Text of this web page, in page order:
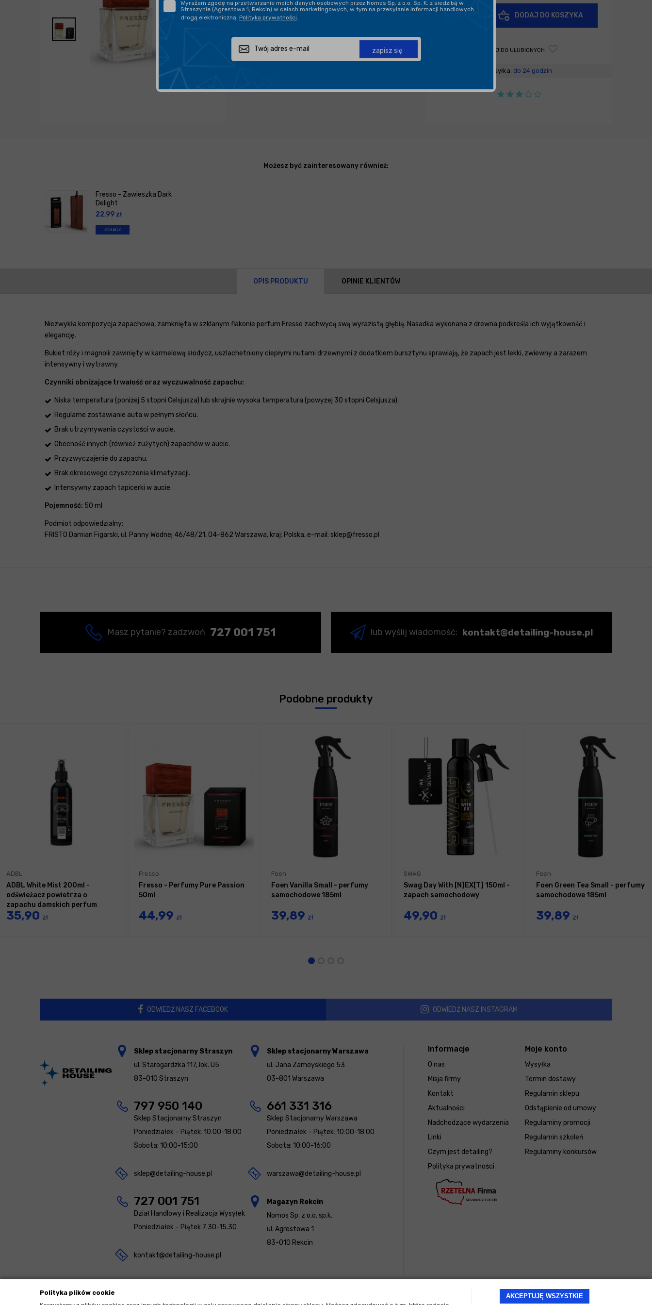
Polityka plików cookie
AKCEPTUJĘ WSZYSTKIE
Zapytaj o produkt
+
DODAJ DO KOSZYKA
DODAJ DO ULUBIONYCH
Wysyłka: do 24 godzin
Możesz być zainteresowany również:
Fresso - Zawieszka Dark
Delight
22,99 zł
ZOBACZ
OPIS PRODUKTU OPINIE KLIENTÓW
Niezwykła kompozycja zapachowa, zamknięta w szklanym flakonie perfum Fresso zachwycą swą wyrazistą głębią. Nasadka wykonana z drewna podkreśla ich wyjątkowość i
elegancję.
Bukiet róży i magnolii zawinięty w karmelową słodycz, uszlachetniony ciepłymi nutami drzewnymi z dodatkiem bursztynu sprawiają, że zapach jest lekki, zwiewny a zarazem
intensywny i wytrawny.
Czynniki obniżające trwałość oraz wyczuwalność zapachu:
Niska temperatura (poniżej 5 stopni Celsjusza) lub skrajnie wysoka temperatura (powyżej 30 stopni Celsjusza).
Regularne zostawianie auta w pełnym słońcu.
Brak utrzymywania czystości w aucie.
Obecność innych (również zużytych) zapachów w aucie.
Przyzwyczajenie do zapachu.
Brak okresowego czyszczenia klimatyzacji.
Intensywny zapach tapicerki w aucie.
Pojemność: 50 ml
Podmiot odpowiedzialny:
FRISTO Damian Figarski, ul. Panny Wodnej 46/48/21, 04-862 Warszawa, kraj: Polska, e-mail: sklep@fresso.pl
Masz pytanie? zadzwoń 727 001 751 lub wyślij wiadomość: kontakt@detailing-house.pl
Podobne produkty
ADBL
ADBL White Mist 200ml -
odświeżacz powietrza o
zapachu damskich perfum
35,90 zł
Fresso
Fresso - Perfumy Pure Passion
50ml
44,99 zł
Foen
Foen Vanilla Small - perfumy
samochodowe 185ml
39,89 zł
SWAG
Swag Day With [N]EX[T] 150ml -
zapach samochodowy
49,90 zł
Foen
Foen Green Tea Small - perfumy
samochodowe 185ml
39,89 zł
ODWIEDŹ NASZ FACEBOOK ODWIEDŹ NASZ INSTAGRAM
Wyrażam zgodę na przetwarzanie moich danych osobowych przez Nomos Sp. z o.o. Sp. K. z siedzibą w
Straszynie (Agrestowa 1, Rekcin) w celach marketingowych, w tym na przesyłanie informacji handlowych
drogą elektroniczną. Polityka prywatności
zapisz się
Informacje
O nas
Misja firmy
Kontakt
Aktualności
Nadchodzące wydarzenia
Linki
Czym jest detailing?
Polityka prywatności
Moje konto
Wysyłka
Termin dostawy
Regulamin sklepu
Odstąpienie od umowy
Regulaminy promocji
Regulamin szkoleń
Regulaminy konkursów
Sklep stacjonarny Straszyn
ul. Starogardzka 117, lok. U5
83-010 Straszyn
797 950 140
Sklep Stacjonarny Straszyn
Poniedziałek – Piątek: 10:00-18:00
Sobota: 10:00-15:00
sklep@detailing-house.pl
727 001 751
Dział Handlowy i Realizacja Wysyłek
Poniedziałek – Piątek 7:30-15.30
kontakt@detailing-house.pl
Sklep stacjonarny Warszawa
ul. Jana Zamoyskiego 53
03-801 Warszawa
661 331 316
Sklep Stacjonarny Warszawa
Poniedziałek – Piątek: 10:00-18:00
Sobota: 10:00-16:00
warszawa@detailing-house.pl
Magazyn Rekcin
Nomos Sp. z o.o. sp.k.
ul. Agrestowa 1
83-010 Rekcin